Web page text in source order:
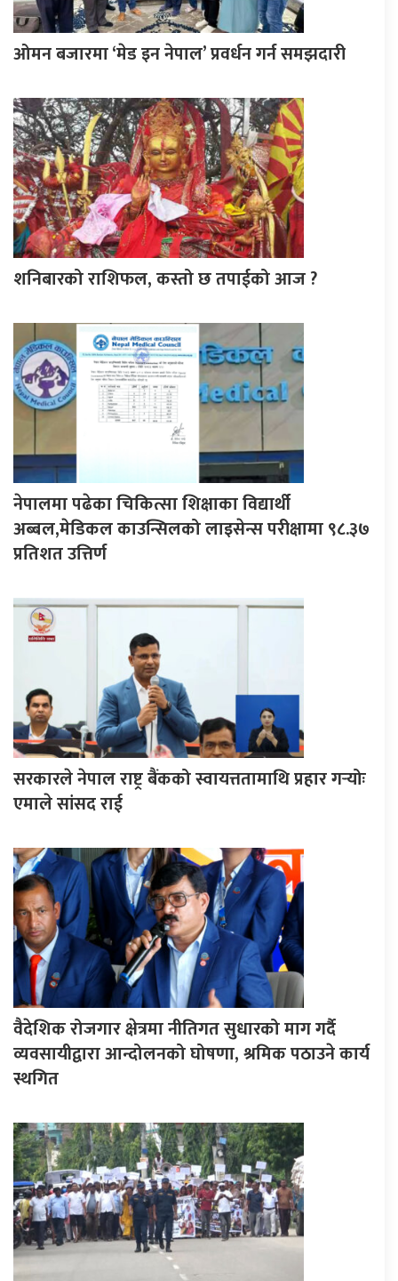
ओमन बजारमा ‘मेड इन नेपाल’ प्रवर्धन गर्न समझदारी
शनिबारको राशिफल, कस्तो छ तपाईको आज ?
नेपालमा पढेका चिकित्सा शिक्षाका विद्यार्थी
अब्बल,मेडिकल काउन्सिलको लाइसेन्स परीक्षामा ९८.३७
प्रतिशत उत्तिर्ण
सरकारले नेपाल राष्ट्र बैंकको स्वायत्ततामाथि प्रहार गर्‍योः
एमाले सांसद राई
वैदेशिक रोजगार क्षेत्रमा नीतिगत सुधारको माग गर्दै
व्यवसायीद्वारा आन्दोलनको घोषणा, श्रमिक पठाउने कार्य
स्थगित